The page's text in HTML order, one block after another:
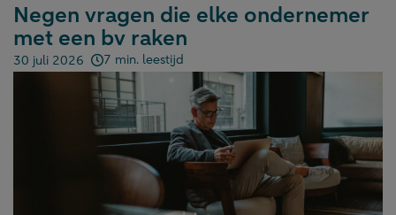
elke
ondernemer
met
een
bv
raken
Negen vragen die elke ondernemer
met een bv raken
Gepubliceerd op:
30 juli 2026 7 min. leestijd